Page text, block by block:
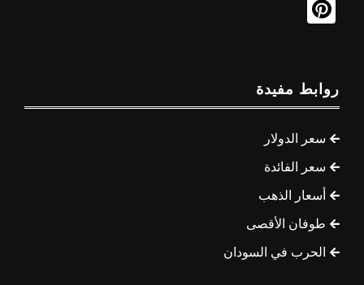
روابط مفيدة
سعر الدولار
سعر الفائدة
أسعار الذهب
طوفان الأقصى
الحرب في السودان